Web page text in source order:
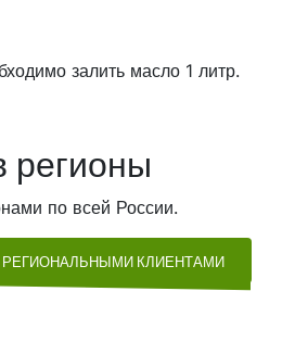
залить масло 1 литр.
регионы
по всей России.
КЛИЕНТАМИ